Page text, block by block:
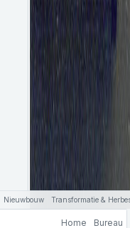
Home Bureau
Nieuwbouw Transformatie &